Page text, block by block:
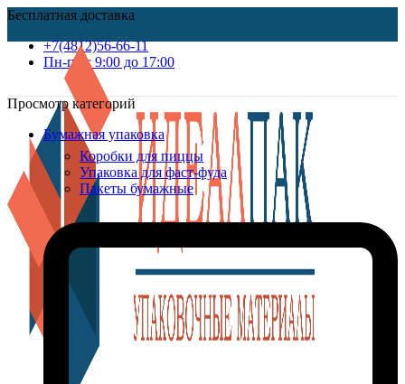
Бесплатная доставка
+7(4812)56-66-11
Пн-пт c 9:00 до 17:00
Просмотр категорий
Бумажная упаковка
Коробки для пиццы
Упаковка для фаст-фуда
Пакеты бумажные